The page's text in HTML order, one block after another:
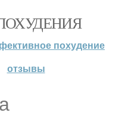
похудение
отзывы